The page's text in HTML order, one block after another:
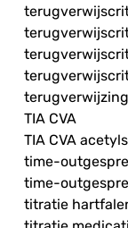
TIA CVA
TIA CVA
time-
time-
titratie